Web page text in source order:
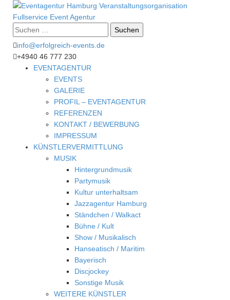
Suche
nach:
info@erfolgreich-events.de
+4940 46 777 230
EVENTAGENTUR
EVENTS
GALERIE
PROFIL – EVENTAGENTUR
REFERENZEN
KONTAKT / BEWERBUNG
IMPRESSUM
KÜNSTLERVERMITTLUNG
MUSIK
Hintergrundmusik
Partymusik
Kultur unterhaltsam
Jazzagentur Hamburg
Ständchen / Walkact
Bühne / Kult
Show / Musikalisch
Hanseatisch / Maritim
Bayerisch
Discjockey
Sonstige Musik
WEITERE KÜNSTLER